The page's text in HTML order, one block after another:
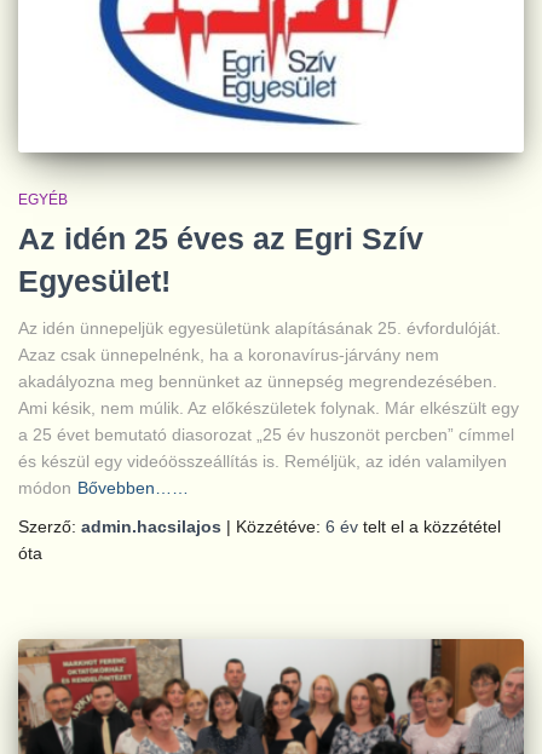
EGYÉB
Az idén 25 éves az Egri Szív
Egyesület!
Az idén ünnepeljük egyesületünk alapításának 25. évfordulóját.
Azaz csak ünnepelnénk, ha a koronavírus-járvány nem
akadályozna meg bennünket az ünnepség megrendezésében.
Ami késik, nem múlik. Az előkészületek folynak. Már elkészült egy
a 25 évet bemutató diasorozat „25 év huszonöt percben” címmel
és készül egy videóösszeállítás is. Reméljük, az idén valamilyen
módon Bővebben……
Szerző: admin.hacsilajos | Közzétéve: 6 év telt el a közzététel
óta